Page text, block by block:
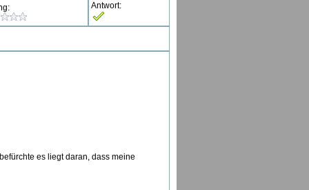
Antwort:
es liegt daran, dass meine